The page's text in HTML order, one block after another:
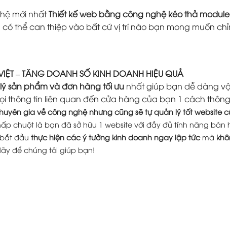
mới nhấtThiết kế web bằng công nghệ kéo thả module
thể can thiệp vào bất cứ vị trí nào bạn mong muốn
– TĂNG DOANH SỐ KINH DOANH HIỆU QUẢ
sản phẩm và đơn hàng tối ưu nhất giúp bạn dễ dàng
thông tin liên quan đến cửa hàng của bạn 1 cách
gia về công nghệ nhưng cũng sẽ tự quản lý tốt website
chuột là bạn đã sở hữu 1 website với đầy đủ tính năng bán
đầu thực hiện các ý tưởng kinh doanh ngay lập tứcmà
để chúng tôi giúp bạn!